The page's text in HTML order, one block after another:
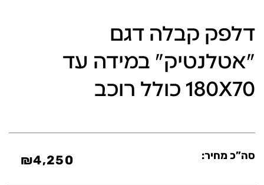
דלפק קבלה דגם
"אטלנטיק" במידה עד
180X70 כולל רוכב
סה”כ מחיר: ₪4,250